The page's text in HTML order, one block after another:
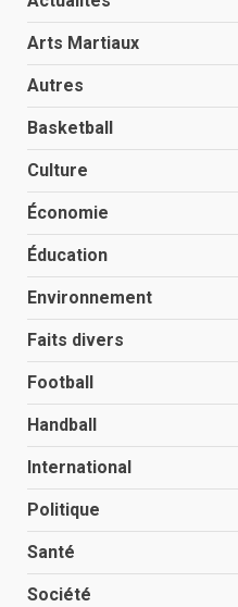
Arts Martiaux
Autres
Basketball
Culture
Économie
Éducation
Environnement
Faits divers
Football
Handball
International
Politique
Santé
Société